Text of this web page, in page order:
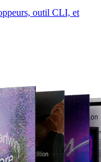
outil CLI, et